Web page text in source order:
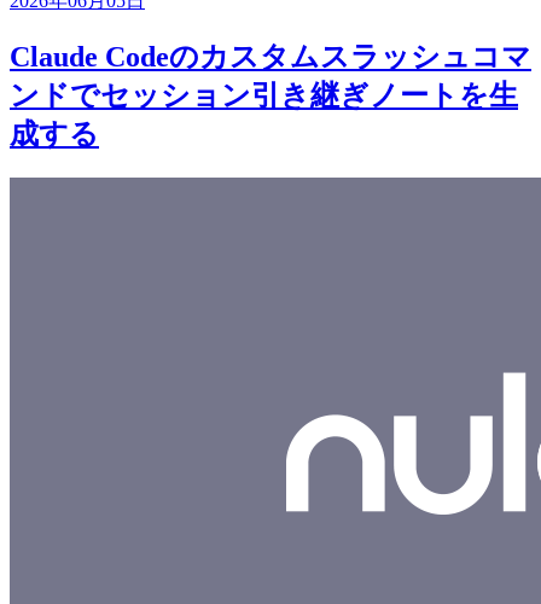
Claude Codeのカスタムスラッシュコマ
ンドでセッション引き継ぎノートを生
成する